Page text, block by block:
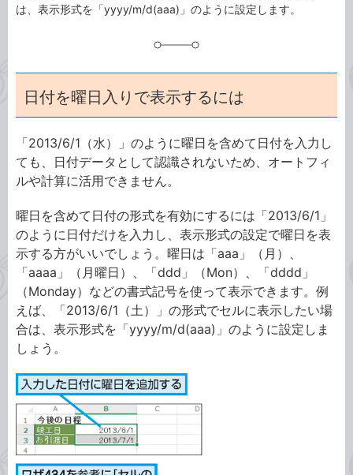
は、表示形式を「yyyy/m/d(aaa)」のように設定します。
日付を曜日入りで表示するには
「2013/6/1（水）」のように曜日を含めて日付を入力し
ても、日付データとして認識されないため、オートフィ
ルや計算に活用できません。
曜日を含めて日付の形式を有効にするには「2013/6/1」
のように日付だけを入力し、表示形式の設定で曜日を表
示する方がいいでしょう。曜日は「aaa」（月）、
「aaaa」（月曜日）、「ddd」（Mon）、「dddd」
（Monday）などの書式記号を使って表示できます。例
えば、「2013/6/1（土）」の形式でセルに表示したい場
合は、表示形式を「yyyy/m/d(aaa)」のように設定しま
しょう。